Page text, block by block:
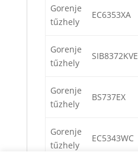
Gorenje
tűzhely
EC6353XA
Gorenje
tűzhely
SIB8372KVE
Gorenje
tűzhely
BS737EX
Gorenje
tűzhely
EC5343WC